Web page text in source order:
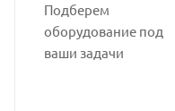
Подберем
оборудование под
ваши задачи